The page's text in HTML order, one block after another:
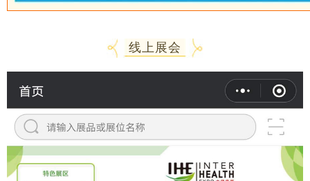
线上展会